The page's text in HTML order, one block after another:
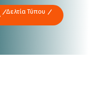
Δελτία Τύπου